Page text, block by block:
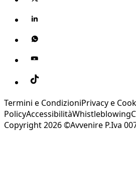
Termini e CondizioniPrivacy e
PolicyAccessibilitàWhistleblowing
Copyright 2026 ©Avvenire P.Iva